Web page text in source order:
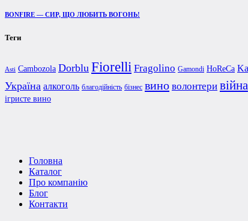
BONFIRE — СИР, ЩО ЛЮБИТЬ ВОГОНЬ!
Теги
Asti Cambozola Dorblu Fiorelli Fragolino Gamondi HoReCa
Україна алкоголь благодійність бізнес вино волонтери війна
ігристе вино
Головна
Каталог
Про компанію
Блог
Контакти